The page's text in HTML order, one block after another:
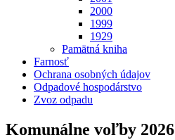
2000
1999
1929
Pamätná kniha
Farnosť
Ochrana osobných údajov
Odpadové hospodárstvo
Zvoz odpadu
Komunálne voľby 2026